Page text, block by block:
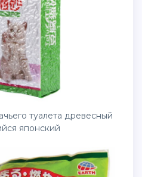
туалета древесный
японский